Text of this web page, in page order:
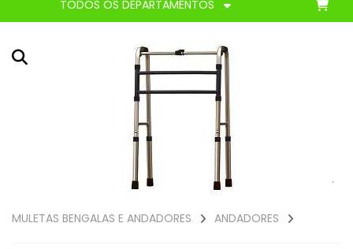
TODOS OS DEPARTAMENTOS
MULETAS BENGALAS E ANDADORES ANDADORES